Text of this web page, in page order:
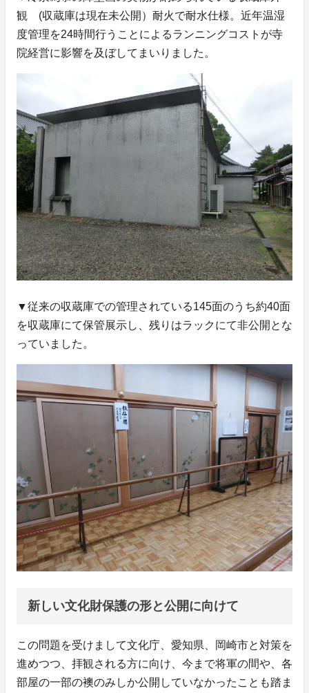
観 (収蔵庫は現在未公開）耐火で耐水仕様。近年温湿
度管理を24時間行うことによるランニングコストが寺
院経営に影響を及ぼしてまいりました。
▼従来の収蔵庫での管理されている145面のうち約40面
を収蔵庫にて保管展示し、残りはラックにて非公開とな
っていました。
新しい文化財保護の形と公開に向けて
この問題を受けまして文化庁、愛知県、岡崎市と対策を
進めつつ、拝観される方に向け、今まで将軍の間や、各
部屋の一部の襖のみしか公開していなかったことも踏ま